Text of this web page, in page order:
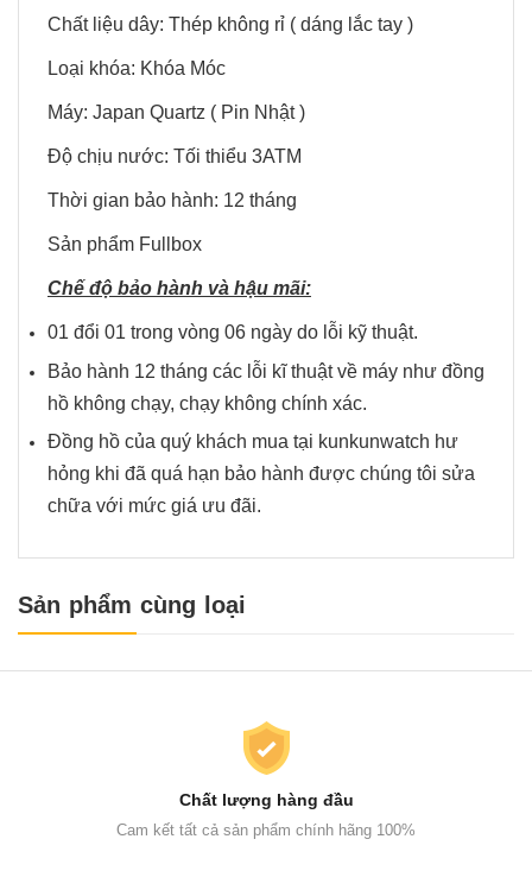
Chất liệu dây: Thép không rỉ ( dáng lắc tay )
Loại khóa: Khóa Móc
Máy: Japan Quartz ( Pin Nhật )
Độ chịu nước: Tối thiểu 3ATM
Thời gian bảo hành: 12 tháng
Sản phẩm Fullbox
Chế độ bảo hành và hậu mãi:
01 đổi 01 trong vòng 06 ngày do lỗi kỹ thuật.
Bảo hành 12 tháng các lỗi kĩ thuật về máy như đồng
hồ không chạy, chạy không chính xác.
Đồng hồ của quý khách mua tại kunkunwatch hư
hỏng khi đã quá hạn bảo hành được chúng tôi sửa
chữa với mức giá ưu đãi.
Sản phẩm cùng loại
Chất lượng hàng đầu
Cam kết tất cả sản phẩm chính hãng 100%